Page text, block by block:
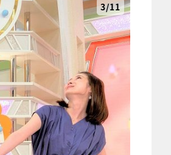
3/11
『アイ＝ラブ！げーみんぐ』＝LOV
E齋藤樹愛羅＆佐々木舞香SPインタ
ビュー